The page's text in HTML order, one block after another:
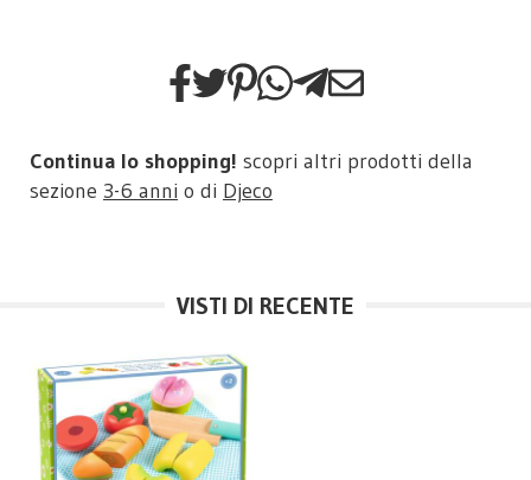
Continua lo shopping! scopri altri prodotti della
sezione 3-6 anni o di Djeco
VISTI DI RECENTE